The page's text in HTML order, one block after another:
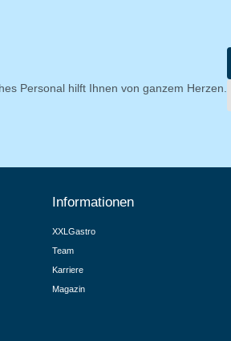
Personal hilft Ihnen von ganzem Herzen.
Informationen
XXLGastro
Team
Karriere
Magazin